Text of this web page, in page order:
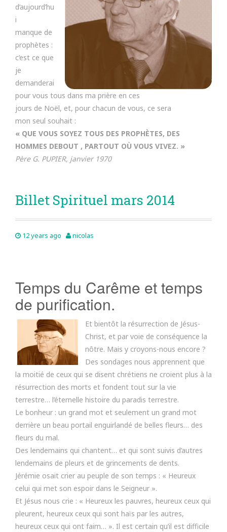
d’aujourd’hu
i
manque de
prophètes :
c’est ce que
je
demanderai
pour vous tous dans ma prière en ces
jours de Noël, et, pour chacun de vous, ce sera
mon seul souhait :
« QUE VOUS SOYEZ TOUS DES PROPHÈTES, DES
HOMMES DEBOUT , PARTOUT OÙ VOUS VIVEZ. »
Père G. PUPIER, janvier 1970
Billet Spirituel mars 2014
12 years ago nicolas
Temps du Carême et temps
de purification.
Et bientôt la résurrection de Jésus-
Christ, et par voie de conséquence la
nôtre. Mais y croyons-nous encore ?
Des sondages nous apprennent que
la moitié de ceux qui se disent chrétiens ne croient plus à la
résurrection des morts et fondent tout sur la vie
terrestre… l’éternelle histoire du paradis terrestre.
Le bonheur : un grand mot et seulement un grand mot
derrière un beau portail enguirlandé de belles fleurs… des
fleurs du mal.
Des lendemains qui chantent… et qui sont suivis d’autres
lendemains de pleurs et de grincements de dents.
Jérémie osait crier au peuple de son temps : « Heureux
celui qui met son espoir dans le Seigneur ».
Et Jésus nous crie : « Heureux les pauvres, heureux ceux qui
pleurent, heureux ceux qui sont haïs par les autres,
heureux ceux qui ont faim… ». Il est certain qu’il est difficile